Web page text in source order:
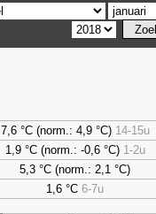
7,6 °C (norm.: 4,9 °C) 14-15u
1,9 °C (norm.: -0,6 °C) 1-2u
5,3 °C (norm.: 2,1 °C)
1,6 °C 6-7u